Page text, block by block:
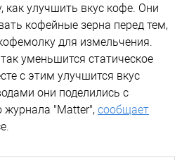
улучшить вкус кофе. Они
кофейные зерна перед тем,
для измельчения.
уменьшится статическое
с этим улучшится вкус
они поделились с
журнала "Matter", сообщает